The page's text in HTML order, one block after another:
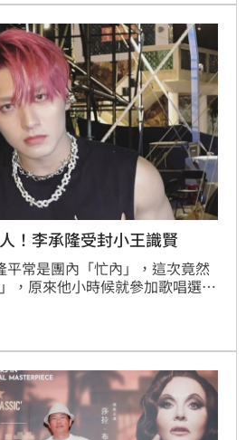
直呼「他們真的很友善，讓我們
！李承隆受封小王識賢
平常是團內「忙內」，這次竟然
，原來他小時候就參加歌唱選秀
日前更因翻唱台語金曲「愛到無